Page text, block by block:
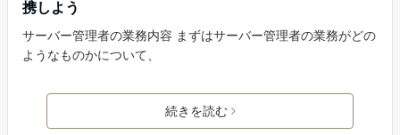
携しよう
サーバー管理者の業務内容 まずはサーバー管理者の業務がどの
ようなものかについて、
続きを読む